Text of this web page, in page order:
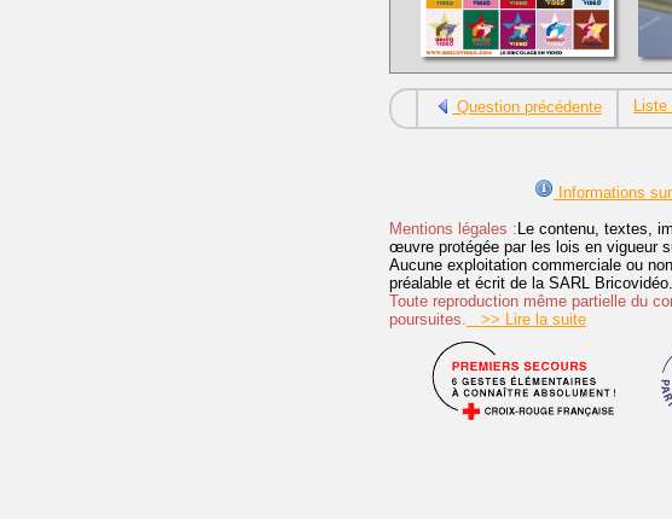
Question précédente Liste
Informations
Mentions légales : Le contenu, textes,
œuvre protégée par les lois en vigueur
Aucune exploitation commerciale ou
préalable et écrit de la SARL Bricovidéo.
Toute reproduction même partielle du
poursuites. >> Lire la suite